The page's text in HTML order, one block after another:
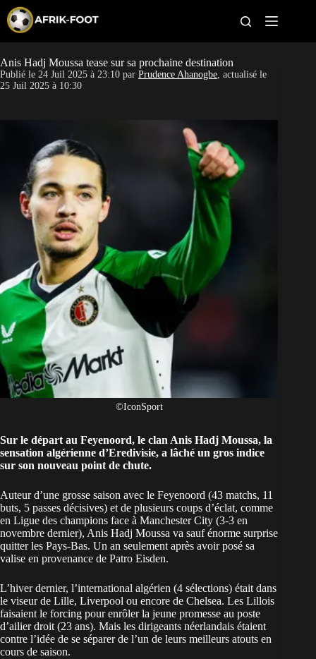
p
o
c
CAN féminine
Classement
Paris sportifs
Anis Hadj Moussa tease sur sa prochaine destination
Publié le 24 Juil 2025 à 23:10 par Prudence Ahanogbe, actualisé le
25 Juil 2025 à 10:30
©IconSport
Sur le départ au Feyenoord, le clan Anis Hadj Moussa, la
sensation algérienne d’Eredivisie, a lâché un gros indice
sur son nouveau point de chute.
Auteur d’une grosse saison avec le Feyenoord (43 matchs, 11
buts, 5 passes décisives) et de plusieurs coups d’éclat, comme
en Ligue des champions face à Manchester City (3-3 en
novembre dernier), Anis Hadj Moussa va sauf énorme surprise
quitter les Pays-Bas. Un an seulement après avoir posé sa
valise en provenance de Patro Eisden.
L’hiver dernier, l’international algérien (4 sélections) était dans
le viseur de Lille, Liverpool ou encore de Chelsea. Les Lillois
faisaient le forcing pour enrôler la jeune promesse au poste
d’ailier droit (23 ans). Mais les dirigeants néerlandais étaient
contre l’idée de se séparer de l’un de leurs meilleurs atouts en
cours de saison.